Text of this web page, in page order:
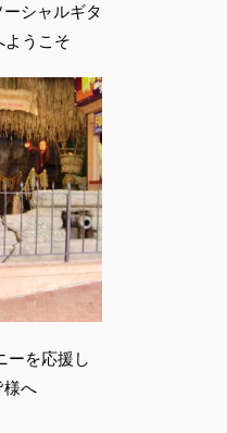
シャルギタ
うこそ
ーを応援し
様へ